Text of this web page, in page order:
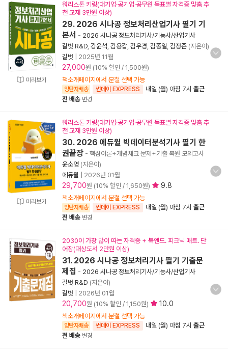
미리보기
워리스톤 키링(대기업·공기업·공무원 목표별 자격증 맞춤 추
천 교재 3만원 이상)
29. 2026 시나공 정보처리산업기사 필기 기
본서 - 2026 시나공 정보처리기사/기능사/산업기사
길벗 R&D 강윤석 김용갑 김우경 김종일 김정준 (지은이)
길벗
2025년 11월
27,000원 (10% 할인 / 1,500원)
책소개페이지에서 분철 선택 가능
양탄자배송 썬데이 EXPRESS 내일 (월) 아침 7시 출근
전 배송 변경
미리보기
워리스톤 키링(대기업·공기업·공무원 목표별 자격증 맞춤 추
천 교재 3만원 이상)
30. 2026 에듀윌 빅데이터분석기사 필기 한
권끝장 - 핵심이론+개념체크 문제+기출 복원 모의고사
윤소영 (지은이)
에듀윌
2026년 01월
29,700원 (10% 할인 / 1,650원) 9.8
책소개페이지에서 분철 선택 가능
양탄자배송 썬데이 EXPRESS 내일 (월) 아침 7시 출근
전 배송 변경
2030이 가장 많이 따는 자격증 + 북엔드. 피크닉 매트. 단
어장(대상도서 2만원 이상)
31. 2026 시나공 정보처리기사 필기 기출문
제집 - 2026 시나공 정보처리기사/기능사/산업기사
길벗 R&D (지은이)
길벗
2026년 01월
20,700원 (10% 할인 / 1,150원) 10.0
책소개페이지에서 분철 선택 가능
양탄자배송 썬데이 EXPRESS 내일 (월) 아침 7시 출근
전 배송 변경